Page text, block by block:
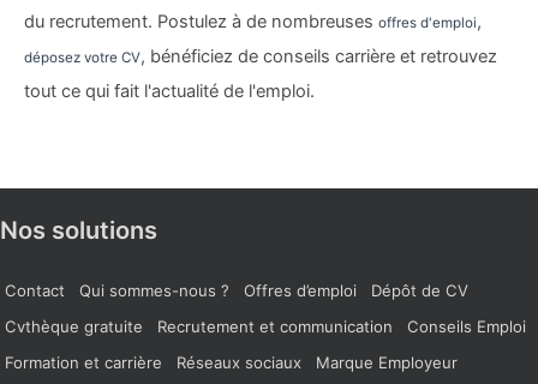
du recrutement. Postulez à de nombreuses offres d'emploi,
déposez votre CV, bénéficiez de conseils carrière et retrouvez
tout ce qui fait l'actualité de l'emploi.
Nos solutions
Contact Qui sommes-nous ? Offres d’emploi
Dépôt de CV
Cvthèque gratuite
Recrutement et communication
Conseils Emploi
Formation et carrière
Réseaux sociaux
Marque Employeur